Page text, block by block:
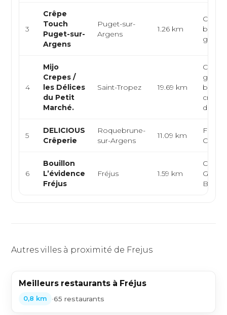
3
Crêpe
Touch
Puget-sur-
Argens
Puget-sur-
Argens
1.26 km
4
Mijo
Crepes /
les Délices
du Petit
Marché.
Saint-Tropez 19.69 km
5
DELICIOUS
Crêperie
Roquebrune-
sur-Argens
11.09 km
6
Bouillon
L’évidence
Fréjus
Fréjus 1.59 km
Autres villes à proximité de Frejus
Meilleurs restaurants à Fréjus
0,8 km •65 restaurants